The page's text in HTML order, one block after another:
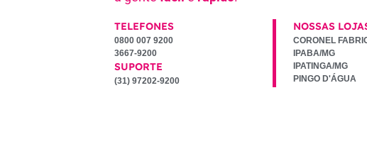
TELEFONES
0800 007 9200
3667-9200
SUPORTE
(31) 97202-9200
NOSSAS
CORONEL
IPABA/MG
IPATINGA/MG
PINGO D'ÁGUA